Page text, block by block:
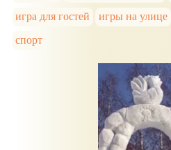
игра для гостей
игры на улице
спорт